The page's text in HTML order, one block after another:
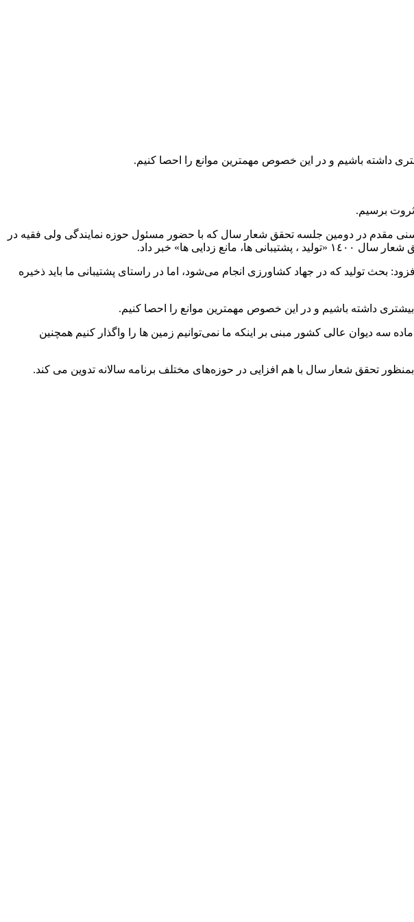
داشته باشیم و در این خصوص مهمترین موانع را احصا کنیم.
برسیم.
مقدم در دومین جلسه تحقق شعار سال که با حضور مسئول حوزه نمایندگی ولی فقیه در
ها» خبر داد.
بحث تولید که در جهاد کشاورزی انجام می‌‌شود، اما در راستای پشتیبانی ما باید ذخیره
داشته باشیم و در این خصوص مهمترین موانع را احصا کنیم.
دیوان عالی کشور مبنی بر اینکه ما نمی‌توانیم زمین ها را واگذار کنیم همچنین
تحقق شعار سال با هم افزایی در حوزه‌های مختلف برنامه سالانه تدوین می کند.